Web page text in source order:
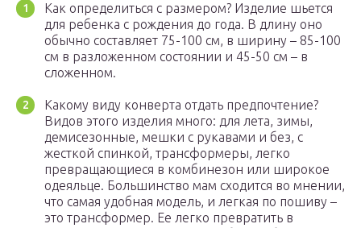
Как определиться с размером? Изделие шьется
для ребенка с рождения до года. В длину оно
обычно составляет 75-100 см, в ширину – 85-100
см в разложенном состоянии и 45-50 см – в
сложенном.
Какому виду конверта отдать предпочтение?
Видов этого изделия много: для лета, зимы,
демисезонные, мешки с рукавами и без, с
жесткой спинкой, трансформеры, легко
превращающиеся в комбинезон или широкое
одеяльце. Большинство мам сходится во мнении,
что самая удобная модель, и легкая по пошиву –
это трансформер. Ее легко превратить в